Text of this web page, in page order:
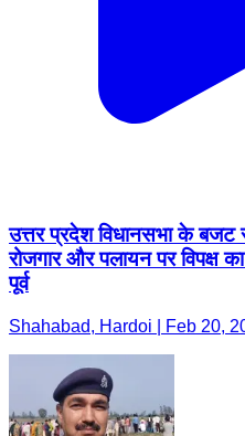
उत्तर प्रदेश विधानसभा के बजट
रोजगार और पलायन पर
पूर्व
Shahabad, Hardoi | Feb 20,